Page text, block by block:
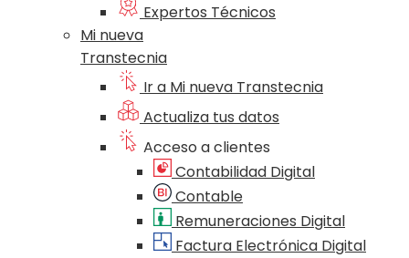
Expertos Técnicos
Mi nueva
Transtecnia
Ir a Mi nueva Transtecnia
Actualiza tus datos
Acceso a clientes
Contabilidad Digital
Contable
Remuneraciones Digital
Factura Electrónica Digital